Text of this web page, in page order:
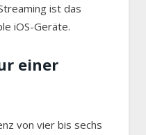
ist das
iOS-Geräte.
einer
von vier bis sechs